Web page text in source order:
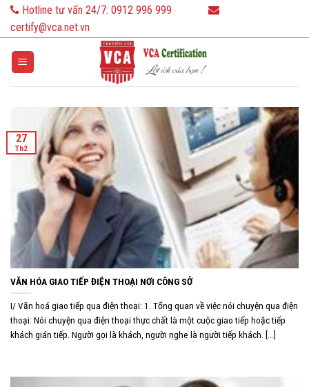
Skip
content
Hotline tư vấn 24/7: 0912 996 999
certify@vca.net.vn
VĂN HÓA GIAO TIẾP ĐIỆN THOẠI NƠI CÔNG SỞ
I/ Văn hoá giao tiếp qua điện thoại: 1. Tổng quan về việc nói chuyện qua điện
thoại: Nói chuyện qua điện thoại thực chất là một cuộc giao tiếp hoặc tiếp
khách gián tiếp. Người gọi là khách, người nghe là người tiếp khách. [...]
27
Th2